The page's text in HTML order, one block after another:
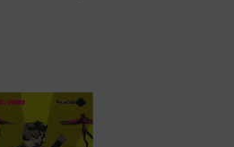
aus 28 Kundenbewertungen